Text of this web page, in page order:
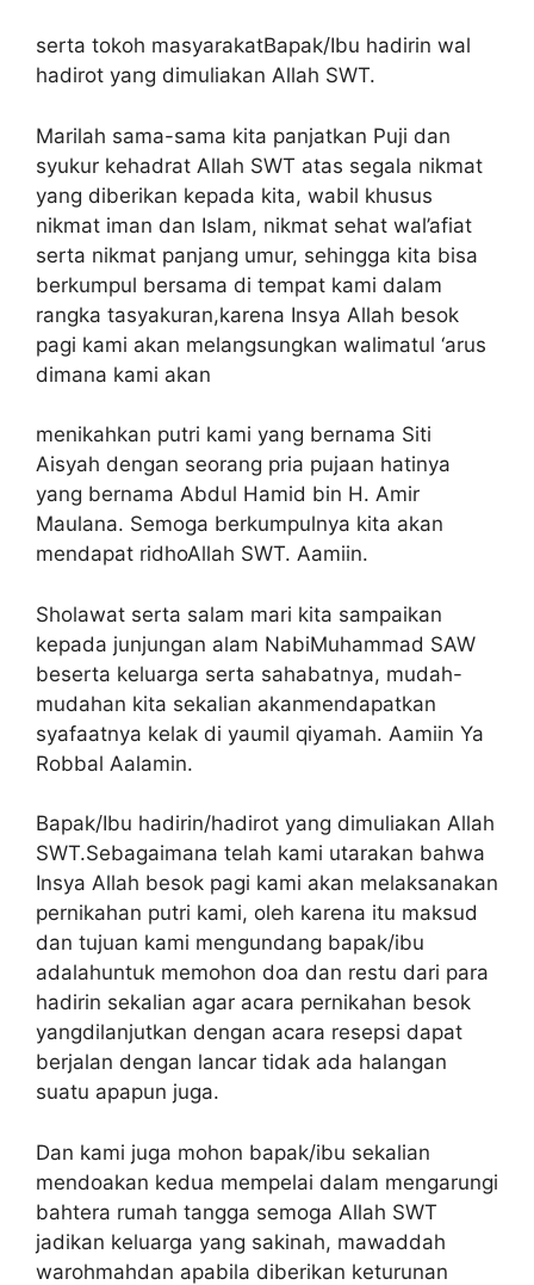
serta tokoh masyarakatBapak/Ibu hadirin wal
hadirot yang dimuliakan Allah SWT.
Marilah sama-sama kita panjatkan Puji dan
syukur kehadrat Allah SWT atas segala nikmat
yang diberikan kepada kita, wabil khusus
nikmat iman dan Islam, nikmat sehat wal’afiat
serta nikmat panjang umur, sehingga kita bisa
berkumpul bersama di tempat kami dalam
rangka tasyakuran,karena Insya Allah besok
pagi kami akan melangsungkan walimatul ‘arus
dimana kami akan
menikahkan putri kami yang bernama Siti
Aisyah dengan seorang pria pujaan hatinya
yang bernama Abdul Hamid bin H. Amir
Maulana. Semoga berkumpulnya kita akan
mendapat ridhoAllah SWT. Aamiin.
Sholawat serta salam mari kita sampaikan
kepada junjungan alam NabiMuhammad SAW
beserta keluarga serta sahabatnya, mudah-
mudahan kita sekalian akanmendapatkan
syafaatnya kelak di yaumil qiyamah. Aamiin Ya
Robbal Aalamin.
Bapak/Ibu hadirin/hadirot yang dimuliakan Allah
SWT.Sebagaimana telah kami utarakan bahwa
Insya Allah besok pagi kami akan melaksanakan
pernikahan putri kami, oleh karena itu maksud
dan tujuan kami mengundang bapak/ibu
adalahuntuk memohon doa dan restu dari para
hadirin sekalian agar acara pernikahan besok
yangdilanjutkan dengan acara resepsi dapat
berjalan dengan lancar tidak ada halangan
suatu apapun juga.
Dan kami juga mohon bapak/ibu sekalian
mendoakan kedua mempelai dalam mengarungi
bahtera rumah tangga semoga Allah SWT
jadikan keluarga yang sakinah, mawaddah
warohmahdan apabila diberikan keturunan